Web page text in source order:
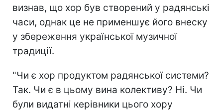
визнав, що хор був створений у радянські
часи, однак це не применшує його внеску
у збереження української музичної
традиції.
"Чи є хор продуктом радянської системи?
Так. Чи є в цьому вина колективу? Ні. Чи
були видатні керівники цього хору